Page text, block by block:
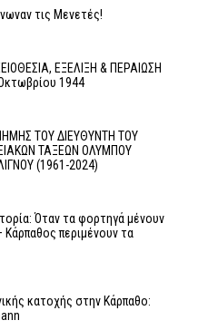
τις Μενετές!
ΕΞΕΛΙΞΗ & ΠΕΡΑΙΩΣΗ
1944
ΤΟΥ ΔΙΕΥΘΥΝΤΗ ΤΟΥ
ΤΑΞΕΩΝ ΟΛΥΜΠΟΥ
(1961-2024)
Όταν τα φορτηγά μένουν
Κάρπαθος περιμένουν τα
κατοχής στην Κάρπαθο: